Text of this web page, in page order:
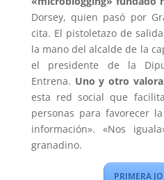
Dorsey, quien pasó por
cita. El pistoletazo de
la mano del alcalde de la
el presidente de la
Entrena. Uno y otro
esta red social que
personas para favorecer
información». «Nos
granadino.
PRIMERA